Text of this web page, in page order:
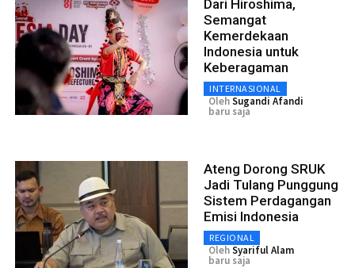
Dari Hiroshima,
Semangat
Kemerdekaan
Indonesia untuk
Keberagaman
INTERNASIONAL
OlehSugandi Afandi
baru saja
Ateng Dorong SRUK
Jadi Tulang Punggung
Sistem Perdagangan
Emisi Indonesia
REGIONAL
OlehSyariful Alam
baru saja